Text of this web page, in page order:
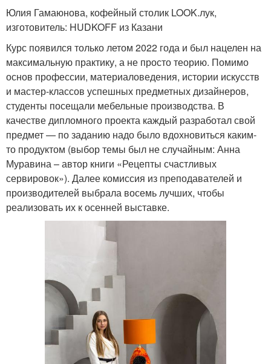
Юлия Гамаюнова, кофейный столик LOOK.лук,
изготовитель: HUDKOFF из Казани
Курс появился только летом 2022 года и был нацелен на
максимальную практику, а не просто теорию. Помимо
основ профессии, материаловедения, истории искусств
и мастер-классов успешных предметных дизайнеров,
студенты посещали мебельные производства. В
качестве дипломного проекта каждый разработал свой
предмет — по заданию надо было вдохновиться каким-
то продуктом (выбор темы был не случайным: Анна
Муравина – автор книги «Рецепты счастливых
сервировок»). Далее комиссия из преподавателей и
производителей выбрала восемь лучших, чтобы
реализовать их к осенней выставке.